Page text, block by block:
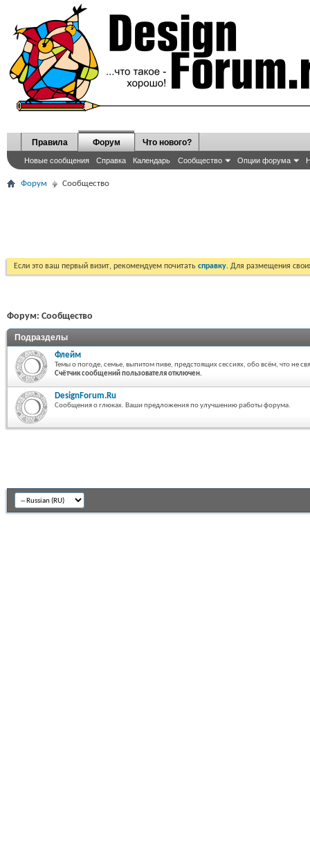
Правила Форум
Новые сообщения Справка Календарь Сообщество Опции форума
Что нового?
Форум Сообщество
Если это ваш первый визит, рекомендуем почитать справку. Для размещения
Форум: Сообщество
Подразделы
Флейм
Темы о погоде, семье, выпитом пиве, предстоящих сессиях, обо всём, что не
Счётчик сообщений пользователя отключен.
DesignForum.Ru
Сообщения о глюках. Ваши предложения по улучшению работы форума.